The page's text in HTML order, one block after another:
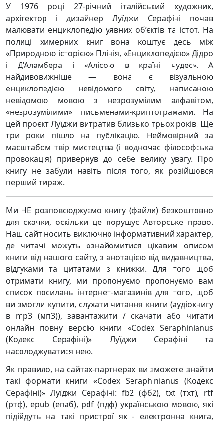
У 1976 році 27-річний італійський художник,
архітектор і дизайнер Луїджи Серафіні почав
малювати енциклопедію уявних об’єктів та істот. На
полиці химерних книг вона коштує десь між
«Природною історією» Плінія, «Енциклопедією» Дідро
і Д’Аламбера і «Алісою в країні чудес». А
найдивовижніше — вона є візуальною
енциклопедією невідомого світу, написаною
невідомою мовою з незрозумілим алфавітом,
«незрозумілими» письменами-криптограмами. На
цей проєкт Луїджи витратив близько трьох років. Ще
три роки пішло на публікацію. Неймовірний за
масштабом твір мистецтва (і водночас філософська
провокація) привернув до себе велику увагу. Про
книгу не забули навіть після того, як розійшовся
перший тираж.
Ми НЕ розповсюджуємо книгу (файли) безкоштовно
для скачки, оскільки це порушує Авторське право.
Наш сайт носить виключно інформативний характер,
де читачі можуть ознайомитися цікавим описом
книги від нашого сайту, з анотацією від видавництва,
відгуками та цитатами з книжки. Для того щоб
отримати книгу, ми пропонуємо пропонуємо вам
список посилань інтернет-магазинів для того, щоб
ви змогли купити, слухати читання книги (аудіокнигу
в mp3 (мп3)), завантажити / скачати або читати
онлайн повну версію книги «Codex Seraphinianus
(Кодекс Серафіні)» Луїджи Серафіні та
насолоджуватися нею.
Як правило, на сайтах-партнерах ви зможете знайти
такі формати книги «Codex Seraphinianus (Кодекс
Серафіні)» Луїджи Серафіні: fb2 (фб2), txt (тхт), rtf
(ртф), epub (епаб), pdf (пдф) українською мовою, які
підійдуть на такі пристрої як - електронна книга,